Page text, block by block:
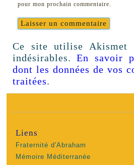
pour mon prochain commentaire.
Ce site utilise Akismet
indésirables.En savoir
dont les données de vos
traitées.
Liens
Fraternité d'Abraham
Mémoire Méditerranée